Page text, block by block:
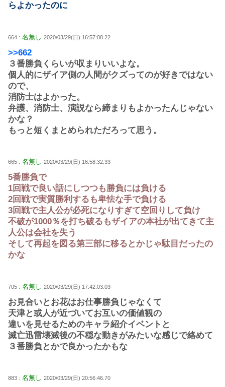
らよかったのに
664 : 名無し 2020/03/29(日) 16:57:08.22
>>662
３番勝負くらいが収まりいいよな。
個人的にザイア側の人間がクズってのが好きではない
ので、
消防士はよかった。
弁護、消防士、演説なら締まりもよかったんじゃない
かな？
もっと短くまとめられただろって思う。
665 : 名無し 2020/03/29(日) 16:58:32.33
5番勝負で
1回戦で良い話にしつつも勝負には負ける
2回戦で実質勝利するも卑怯な手で負ける
3回戦で主人公が必死になりすぎて空回りして負け
不破が1000％を打ち破るもザイアの本社が出てきて主
人公は会社を失う
そして再起を図る第三部に移るとかじゃ駄目だったの
かな
705 : 名無し 2020/03/29(日) 17:42:03.03
お見合いとお花はお仕事勝負じゃなくて
天津と或人が近づいてお互いの価値観の
違いを見せるためのキャラ紹介イベントと
滅亡迅雷壊滅後の不穏な動きがみたいな感じで絡めて
３番勝負とかで良かったかもな
883 : 名無し 2020/03/29(日) 20:56:46.70